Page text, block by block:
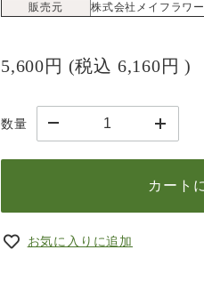
販売元
株式会社メイフラワー
5,600円 (税込 6,160円 )
数量
カート
お気に入りに追加